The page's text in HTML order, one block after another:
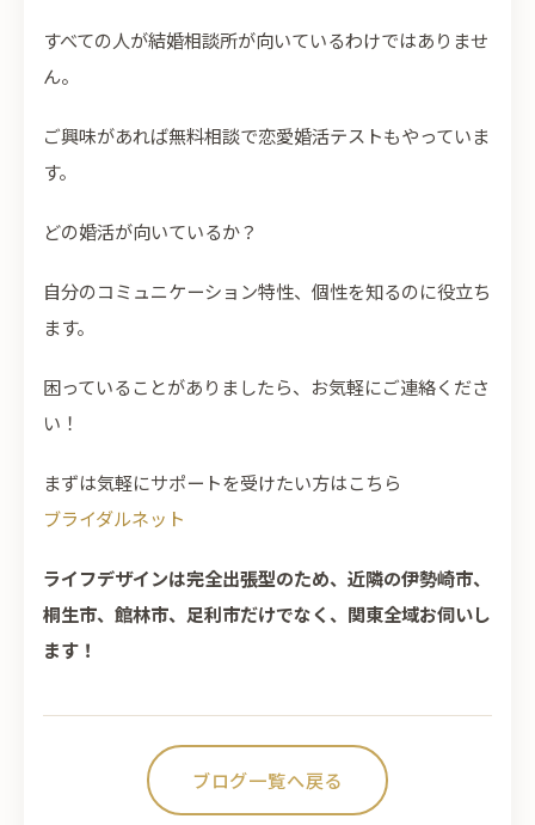
すべての人が結婚相談所が向いているわけではありませ
ん。
ご興味があれば無料相談で恋愛婚活テストもやっていま
す。
どの婚活が向いているか？
自分のコミュニケーション特性、個性を知るのに役立ち
ます。
困っていることがありましたら、お気軽にご連絡くださ
い！
まずは気軽にサポートを受けたい方はこちら
ブライダルネット
ライフデザインは完全出張型のため、近隣の伊勢崎市、
桐生市、館林市、足利市だけでなく、関東全域お伺いし
ます！
ブログ一覧へ戻る